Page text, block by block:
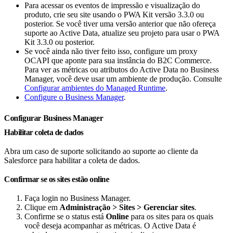
Para acessar os eventos de impressão e visualização do
produto, crie seu site usando o PWA Kit versão 3.3.0 ou
posterior. Se você tiver uma versão anterior que não ofereça
suporte ao Active Data, atualize seu projeto para usar o PWA
Kit 3.3.0 ou posterior.
Se você ainda não tiver feito isso, configure um proxy
OCAPI que aponte para sua instância do B2C Commerce.
Para ver as métricas ou atributos do Active Data no Business
Manager, você deve usar um ambiente de produção. Consulte
Configurar ambientes do Managed Runtime.
Configure o Business Manager.
Configurar Business Manager
Habilitar coleta de dados
Abra um caso de suporte solicitando ao suporte ao cliente da
Salesforce para habilitar a coleta de dados.
Confirmar se os sites estão online
Faça login no Business Manager.
Clique em Administração > Sites > Gerenciar sites.
Confirme se o status está Online para os sites para os quais
você deseja acompanhar as métricas. O Active Data é